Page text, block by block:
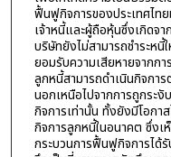
ฟื้นฟูกิจการของประเทศไท
เจ้าหนี้และผู้ถือหุ้นซึ่งเกิดจ
บริษัทยังไม่สามารถชำระห
ยอมรับความเสียหายจากกา
ลูกหนี้สามารถดำเนินกิจกา
นอกเหนือไปจากการถูกระ
กิจการเท่านั้น ทั้งยังมีโอกา
กิจการลูกหนี้ในอนาคต ซึ่งเ
กระบวนการฟื้นฟูกิจการไ